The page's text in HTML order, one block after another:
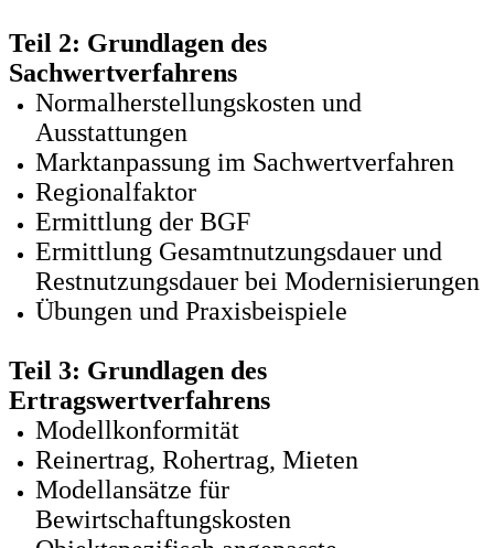
Teil 2: Grundlagen des
Sachwertverfahrens
Normalherstellungskosten und
Ausstattungen
Marktanpassung im Sachwertverfahren
Regionalfaktor
Ermittlung der BGF
Ermittlung Gesamtnutzungsdauer und
Restnutzungsdauer bei Modernisierungen
Übungen und Praxisbeispiele
Teil 3: Grundlagen des
Ertragswertverfahrens
Modellkonformität
Reinertrag, Rohertrag, Mieten
Modellansätze für
Bewirtschaftungskosten